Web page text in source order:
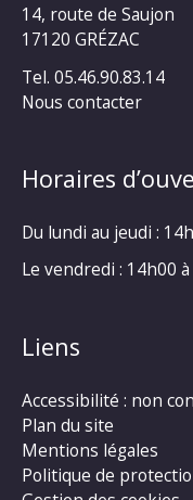
14, route de Saujon
17120 GRÉZAC
Tel. 05.46.90.83.14
Nous contacter
Horaires
Du lundi au jeudi :
Le vendredi : 14h00
Liens
Accessibilité : non
Plan du site
Mentions légales
Politique de